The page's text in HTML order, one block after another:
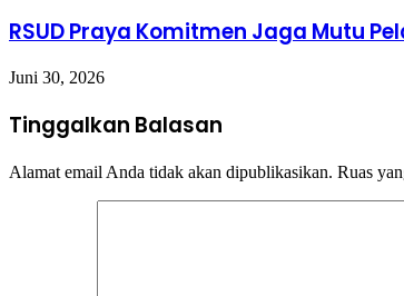
RSUD Praya Komitmen Jaga Mutu
Juni 30, 2026
Tinggalkan Balasan
Alamat email Anda tidak akan dipublikasikan. Ruas